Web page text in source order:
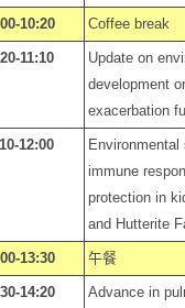
10:20 Coffee break
11:10
Update on
development
exacerbation
12:00
immune
protection in
and Hutterite
13:30 午餐
14:20 Advance in